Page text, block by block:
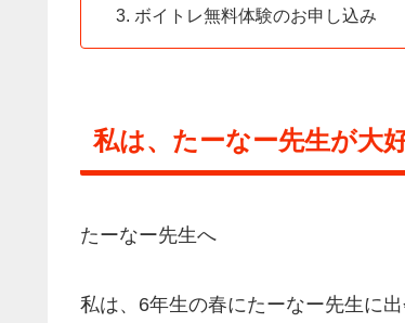
ボイトレ無料体験のお申し込み
私は、たーなー先生が大
たーなー先生へ
私は、6年生の春にたーなー先生に出